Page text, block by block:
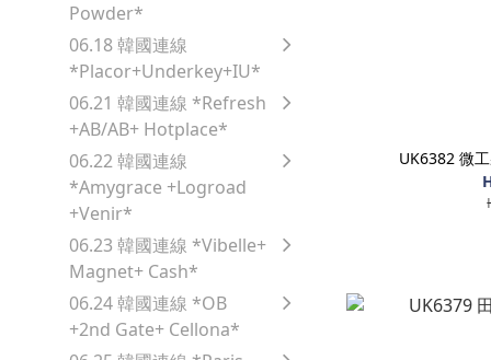
Powder*
06.18 韓國連線
*Placor+Underkey+IU*
06.21 韓國連線 *Refresh
+AB/AB+ Hotplace*
06.22 韓國連線
*Amygrace +Logroad
+Venir*
06.23 韓國連線 *Vibelle+
Magnet+ Cash*
06.24 韓國連線 *OB
+2nd Gate+ Cellona*
UK6382 微